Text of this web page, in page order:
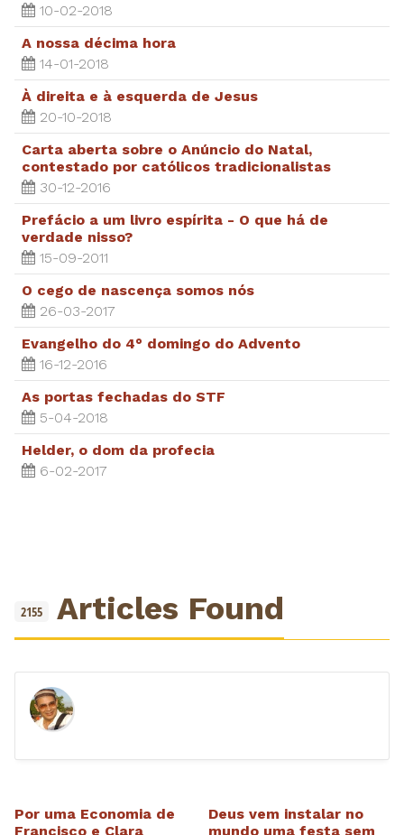
10-02-2018
A nossa décima hora
14-01-2018
À direita e à esquerda de Jesus
20-10-2018
Carta aberta sobre o Anúncio do Natal,
contestado por católicos tradicionalistas
30-12-2016
Prefácio a um livro espírita - O que há de
verdade nisso?
15-09-2011
O cego de nascença somos nós
26-03-2017
Evangelho do 4° domingo do Advento
16-12-2016
As portas fechadas do STF
5-04-2018
Helder, o dom da profecia
6-02-2017
2155 Articles Found
Por uma Economia de
Francisco e Clara
Deus vem instalar no
mundo uma festa sem